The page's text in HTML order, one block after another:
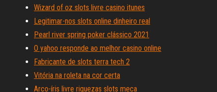
Wizard of oz slots livre casino itunes
Legitimar-nos slots online dinheiro real
Pearl river spring poker clássico 2021
O yahoo responde ao melhor casino online
Fabricante de slots terra tech 2
Vitória na roleta na cor certa
Arco-íris livre riquezas slots meca